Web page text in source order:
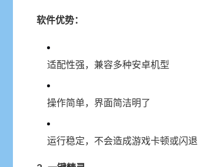
软件优势：
适配性强，兼容多种安卓机型
操作简单，界面简洁明了
运行稳定，不会造成游戏卡顿或闪退